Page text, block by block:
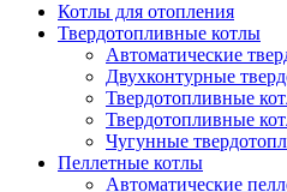
Котлы для отопления
Твердотопливные котлы
Автоматические
Двухконтурные
Твердотопливные
Твердотопливные
Чугунные
Пеллетные котлы
Автоматические